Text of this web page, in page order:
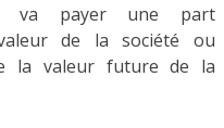
va payer une part
de la société ou
la valeur future de la